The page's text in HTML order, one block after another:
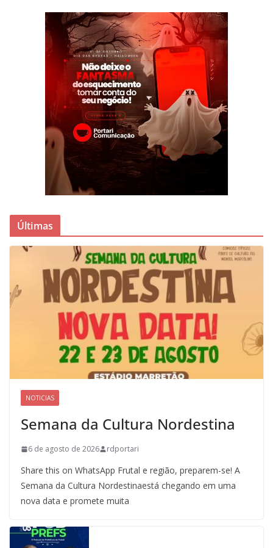
Últimas
NOTICIAS
Semana da Cultura Nordestina
6 de agosto de 2026 rdportari
Share this on WhatsApp Frutal e região, preparem-se! A
Semana da Cultura Nordestinaestá chegando em uma
nova data e promete muita